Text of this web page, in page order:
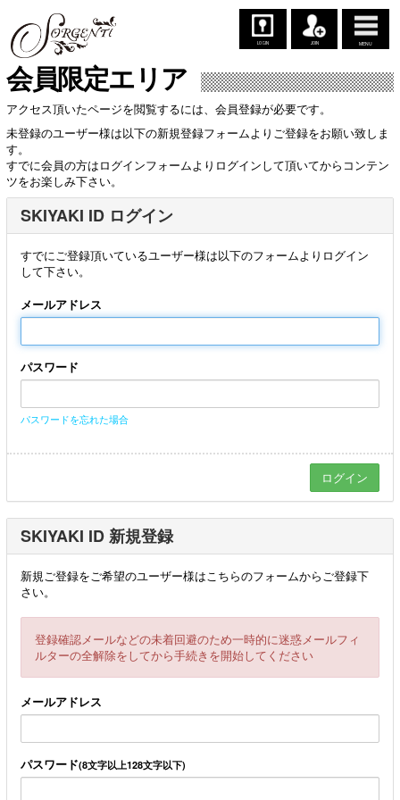
LOGIN JOIN MENU
会員限定エリア
アクセス頂いたページを閲覧するには、会員登録が必要です。
未登録のユーザー様は以下の新規登録フォームよりご登録をお願い致しま
す。
すでに会員の方はログインフォームよりログインして頂いてからコンテン
ツをお楽しみ下さい。
SKIYAKI ID ログイン
すでにご登録頂いているユーザー様は以下のフォームよりログイン
して下さい。
メールアドレス
パスワード
パスワードを忘れた場合
SKIYAKI ID 新規登録
新規ご登録をご希望のユーザー様はこちらのフォームからご登録下
さい。
登録確認メールなどの未着回避のため一時的に迷惑メールフィ
ルターの全解除をしてから手続きを開始してください
メールアドレス
パスワード(8文字以上128文字以下)